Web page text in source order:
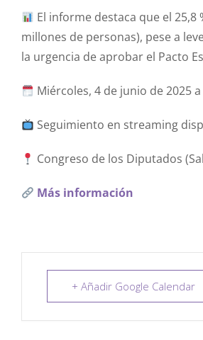
El informe destaca que el
millones de personas), pese a
la urgencia de aprobar el Pacto
Miércoles, 4 de junio de 2025
Seguimiento en streaming
Congreso de los Diputados
Más información
+ Añadir Google Calendar